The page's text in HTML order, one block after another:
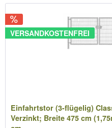
VERSANDKOSTENFREI
Einfahrtstor (3-flügelig)
Verzinkt; Breite 475 cm